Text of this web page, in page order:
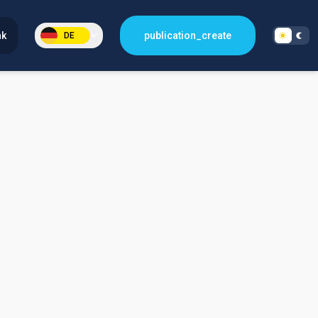
DE publication_create